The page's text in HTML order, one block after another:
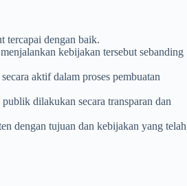
tercapai dengan baik.
kebijakan tersebut sebanding
aktif dalam proses pembuatan
dilakukan secara transparan dan
dengan tujuan dan kebijakan yang telah